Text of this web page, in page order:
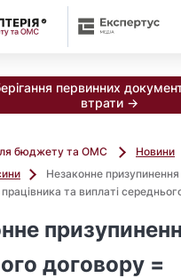
первинних
втрати →
бюджету та ОМС
Новини
Незаконне
та виплаті
договору =